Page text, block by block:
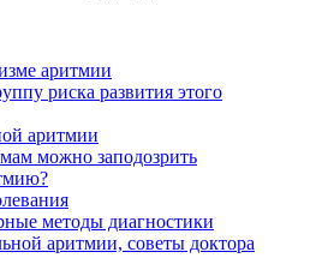
аритмии
риска развития этого
аритмии
можно заподозрить
методы диагностики
аритмии, советы доктора